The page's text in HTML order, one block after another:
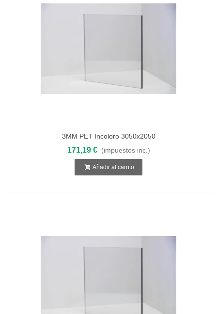
3MM PET Incoloro 3050x2050
171,19 € (impuestos inc.)
Añadir al carrito